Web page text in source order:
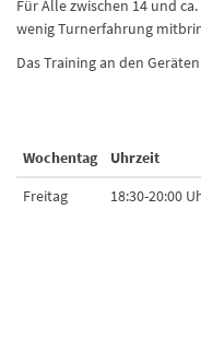
Für Alle zwischen 14 und
wenig Turnerfahrung
Das Training an den
Wochentag Uhrzeit
Freitag
18:30-20:00